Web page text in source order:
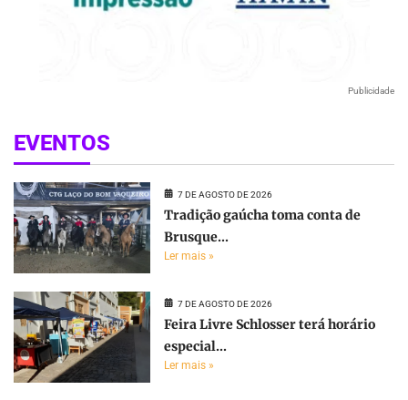
Publicidade
EVENTOS
7 DE AGOSTO DE 2026
Tradição gaúcha toma conta de
Brusque...
Ler mais »
7 DE AGOSTO DE 2026
Feira Livre Schlosser terá horário
especial...
Ler mais »